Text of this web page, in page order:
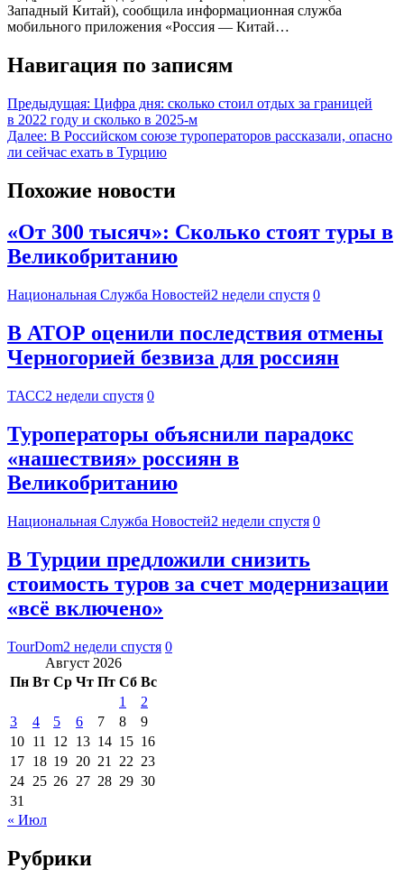
Западный Китай), сообщила информационная служба
мобильного приложения «Россия — Китай…
Навигация по записям
Предыдущая: Цифра дня: сколько стоил отдых за границей
в 2022 году и сколько в 2025-м
Далее: В Российском союзе туроператоров рассказали, опасно
ли сейчас ехать в Турцию
Похожие новости
«От 300 тысяч»: Сколько стоят туры в
Великобританию
Национальная Служба Новостей2 недели спустя 0
В АТОР оценили последствия отмены
Черногорией безвиза для россиян
ТАСС2 недели спустя 0
Туроператоры объяснили парадокс
«нашествия» россиян в
Великобританию
Национальная Служба Новостей2 недели спустя 0
В Турции предложили снизить
стоимость туров за счет модернизации
«всё включено»
TourDom2 недели спустя 0
Август 2026
Пн Вт Ср Чт Пт Сб Вс
1
2
3
4 5 6 7 8
9
10 11 12 13 14 15 16
17 18 19 20 21 22 23
24 25 26 27 28 29 30
31
« Июл
Рубрики